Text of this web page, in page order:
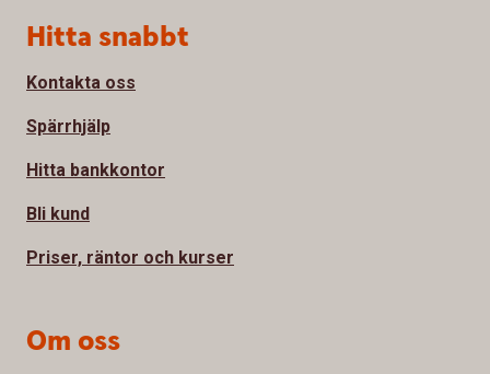
Sidfot
Hitta snabbt
Kontakta oss
Spärrhjälp
Hitta bankkontor
Bli kund
Priser, räntor och kurser
Om oss